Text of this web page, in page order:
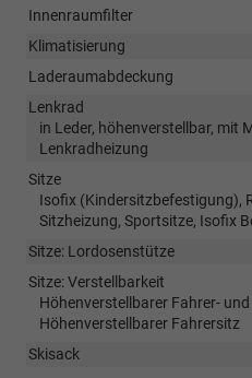
Innenraumfilter
Klimatisierung
Laderaumabdeckung
Lenkrad
in Leder, höhenverstellbar, mit
Lenkradheizung
Sitze
Isofix (Kindersitzbefestigung),
Sitzheizung, Sportsitze, Isofix
Sitze: Lordosenstütze
Sitze: Verstellbarkeit
Höhenverstellbarer Fahrer-
Höhenverstellbarer Fahrersitz
Skisack